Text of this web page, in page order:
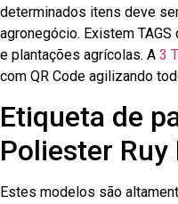
determinados itens deve
agronegócio. Existem
e plantações agrícolas. A 3
com QR Code agilizando
Etiqueta de
Poliester Ruy
Estes modelos são